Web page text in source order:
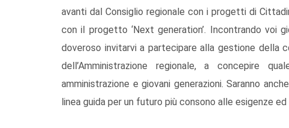
avanti dal Consiglio regionale con i progetti di
con il progetto ‘Next generation’. Incontrando voi
doveroso invitarvi a partecipare alla gestione della
dell’Amministrazione regionale, a concepire
amministrazione e giovani generazioni. Saranno
linea guida per un futuro più consono alle esigenze